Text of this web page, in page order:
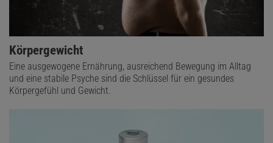
Körpergewicht
Eine ausgewogene Ernährung, ausreichend Bewegung im Alltag
und eine stabile Psyche sind die Schlüssel für ein gesundes
Körpergefühl und Gewicht.